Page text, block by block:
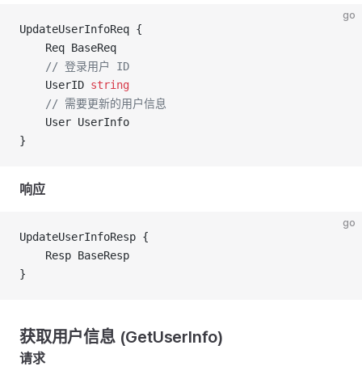
go
UpdateUserInfoReq {
	Req BaseReq
	// 登录用户 ID
	UserID
string
	// 需要更新的用户信息
	User UserInfo
}
响应
go
UpdateUserInfoResp {
	Resp BaseResp
}
获取用户信息 (GetUserInfo)
请求